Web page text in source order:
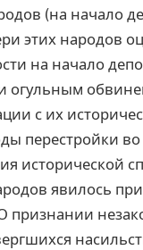
(на начало
этих народов
на начало
огульным
с их
перестройки
исторической
явилось
признании